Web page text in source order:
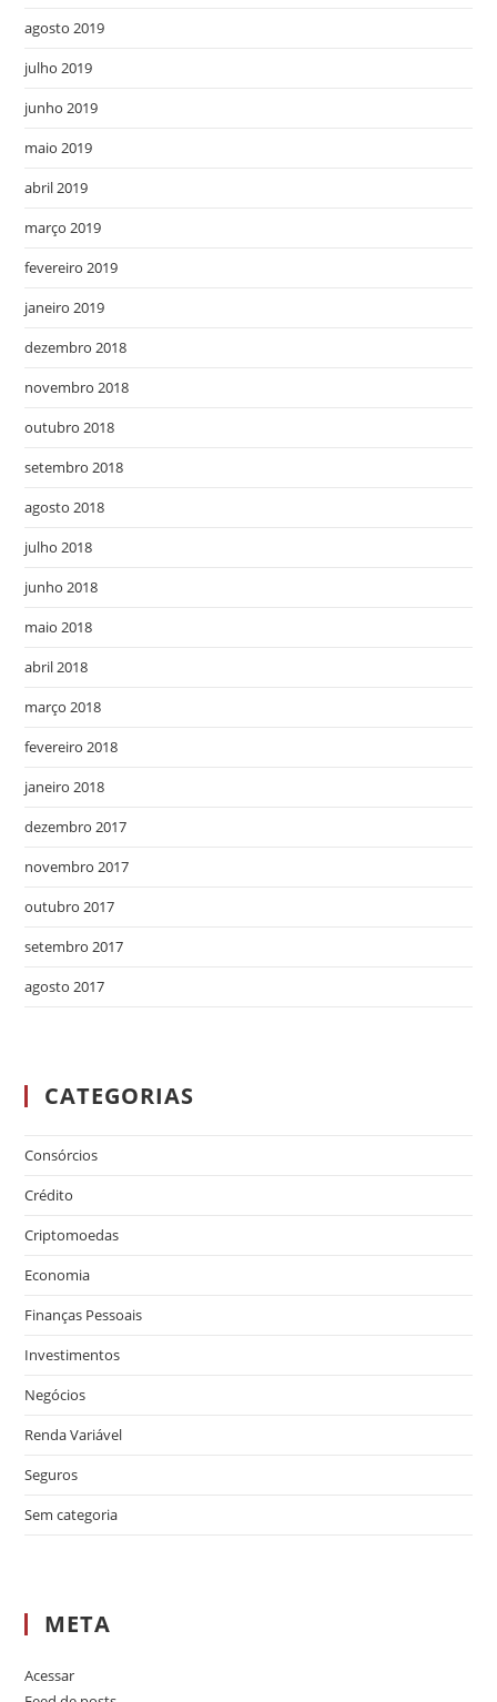
agosto 2019
julho 2019
junho 2019
maio 2019
abril 2019
março 2019
fevereiro 2019
janeiro 2019
dezembro 2018
novembro 2018
outubro 2018
setembro 2018
agosto 2018
julho 2018
junho 2018
maio 2018
abril 2018
março 2018
fevereiro 2018
janeiro 2018
dezembro 2017
novembro 2017
outubro 2017
setembro 2017
agosto 2017
CATEGORIAS
Consórcios
Crédito
Criptomoedas
Economia
Finanças Pessoais
Investimentos
Negócios
Renda Variável
Seguros
Sem categoria
META
Acessar